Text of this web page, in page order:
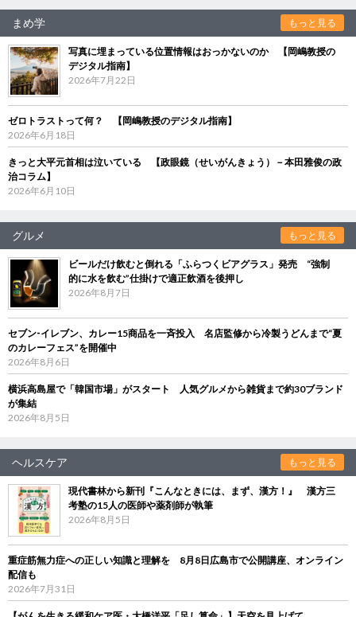
まめ学 もっと見る
写真に埋まっている位置情報はおっかないのか 【岡嶋教授の
デジタル指南】
2026年7月22日
ゼロトラストって何？ 【岡嶋教授のデジタル指南】
2026年6月18日
きっと大平元首相は泣いている 【政眼鏡（せいがんきょう）－本田雅俊の政
治コラム】
2026年6月10日
グルメ もっと見る
ビールだけ飲むと倒れる「ふらつくビアグラス」発売 “強制
的に水を飲む”仕掛けで適正飲酒を後押し
2026年8月7日
セブン‐イレブン、カレー15商品を一斉投入 名店監修から冷製うどんまで“夏
のカレーフェス”を開催中
2026年8月6日
横浜高島屋で「韓国市場」がスタート 人気グルメから雑貨まで約30ブランド
が集結
2026年8月5日
ヘルスケア もっと見る
現代書林から新刊『こんなときには、まず、漢方！』 漢方三
考塾の15人の医師や薬剤師が執筆
2026年8月5日
重症筋無力症への正しい知識と理解を 8月8日広島市で公開講座、オンライン
配信も
2026年7月31日